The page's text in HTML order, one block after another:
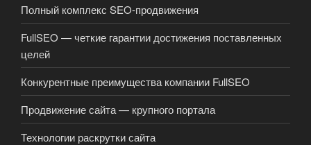
Полный комплекс SEO-продвижения
FullSEO — четкие гарантии достижения поставленных
целей
Конкурентные преимущества компании FullSEO
Продвижение сайта — крупного портала
Технологии раскрутки сайта